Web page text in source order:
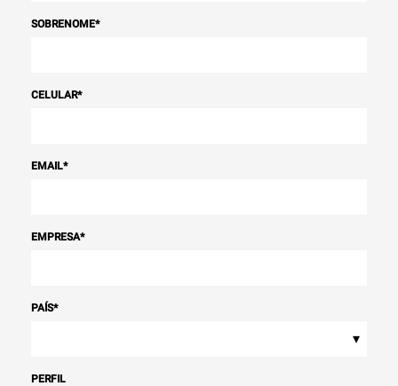
SOBRENOME*
CELULAR*
EMAIL*
EMPRESA*
PAÍS*
▾
PERFIL